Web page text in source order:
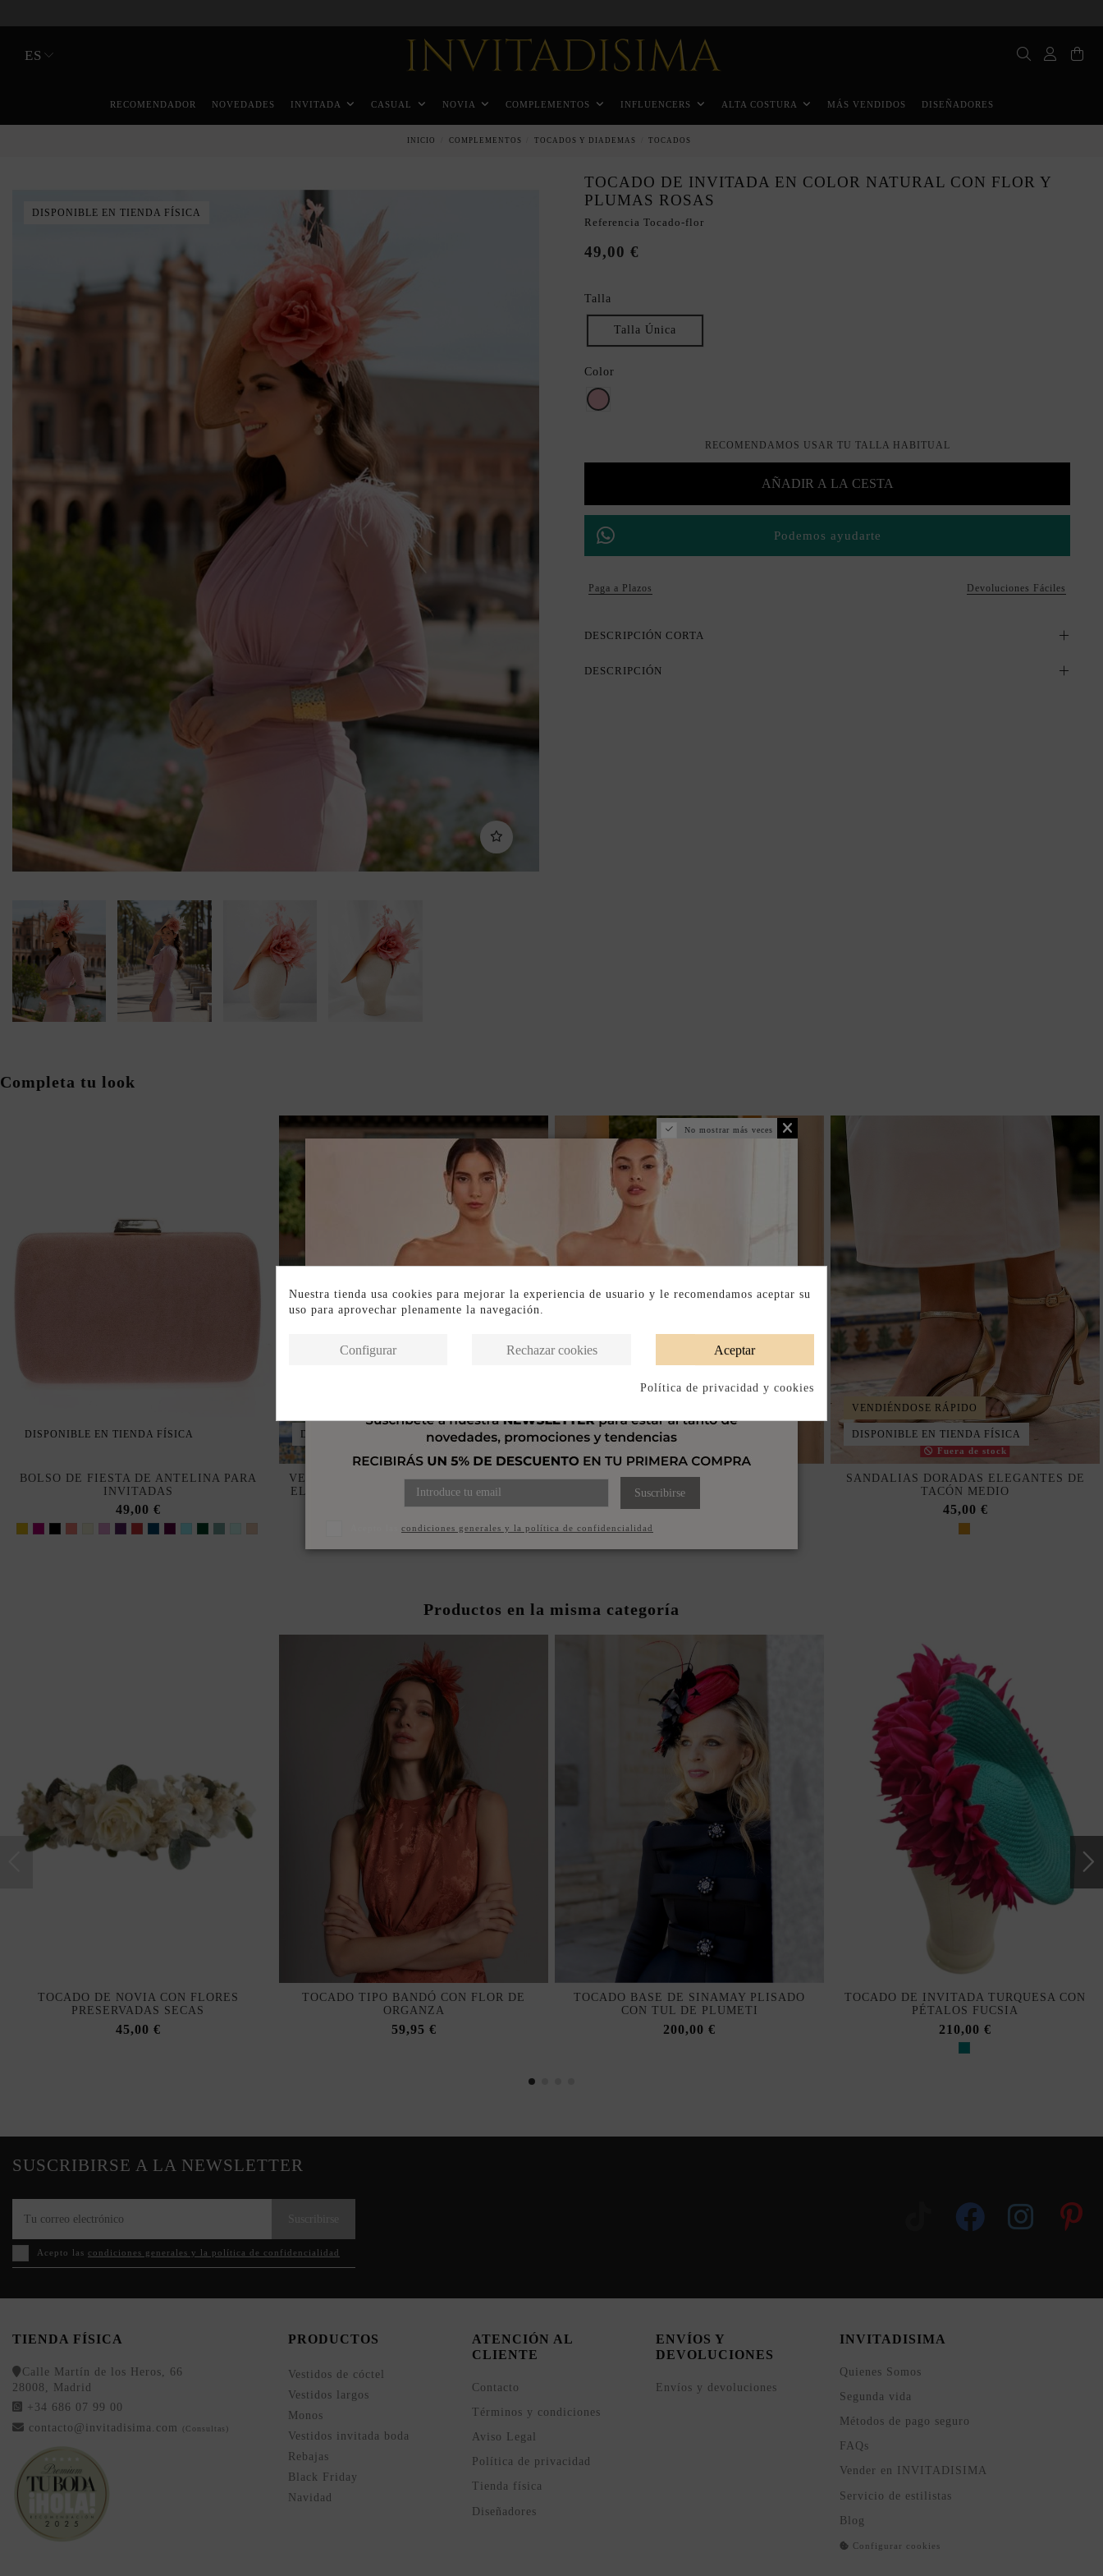
ES
RECOMENDADOR NOVEDADES INVITADA CASUAL NOVIA COMPLEMENTOS INFLUENCERS ALTA COSTURA MÁS VENDIDOS DISEÑADORES
INICIO COMPLEMENTOS TOCADOS Y DIADEMAS TOCADOS
DISPONIBLE EN TIENDA FÍSICA
TOCADO DE INVITADA EN COLOR NATURAL CON FLOR Y
PLUMAS ROSAS
Referencia Tocado-flor
49,00 €
Talla
Talla Única
Color
Rosa
RECOMENDAMOS USAR TU TALLA HABITUAL
AÑADIR A LA CESTA
Podemos ayudarte
Paga a Plazos Devoluciones Fáciles
DESCRIPCIÓN CORTA
DESCRIPCIÓN
Completa tu look
DISPONIBLE EN TIENDA FÍSICA
BOLSO DE FIESTA DE ANTELINA PARA
INVITADAS
49,00 €
DISPONIBLE EN TIENDA FÍSICA
VESTIDO DE INVITADA MIDI DRAPEADO
ELEGANTE CON ESCOTE FAVORECEDOR
160,00 €
DISPONIBLE EN TIENDA FÍSICA
VESTIDO MIDI ROSA PASTEL DE
INVITADA CON DRAPEADO
VENDIÉNDOSE RÁPIDO
DISPONIBLE EN TIENDA FÍSICA
Fuera de stock
SANDALIAS DORADAS ELEGANTES DE
TACÓN MEDIO
45,00 €
Productos en la misma categoría
TOCADO DE NOVIA CON FLORES
PRESERVADAS SECAS
45,00 €
TOCADO TIPO BANDÓ CON FLOR DE
ORGANZA
59,95 €
TOCADO BASE DE SINAMAY PLISADO
CON TUL DE PLUMETI
200,00 €
TOCADO DE INVITADA TURQUESA CON
PÉTALOS FUCSIA
210,00 €
SUSCRIBIRSE A LA NEWSLETTER
Acepto las condiciones generales y la política de confidencialidad
TIENDA FÍSICA
Calle Martín de los Heros, 66
28008, Madrid
+34 686 07 99 00
contacto@invitadisima.com
(Consultas)
PRODUCTOS
Vestidos de cóctel
Vestidos largos
Monos
Vestidos invitada boda
Rebajas
Black Friday
Navidad
ATENCIÓN AL
CLIENTE
Contacto
Términos y condiciones
Aviso Legal
Política de privacidad
Tienda física
Diseñadores
ENVÍOS Y
DEVOLUCIONES
Envíos y devoluciones
INVITADISIMA
Quienes Somos
Segunda vida
Métodos de pago seguro
FAQs
Vender en INVITADISIMA
Servicio de estilistas
Blog
Configurar cookies
No mostrar más veces
Suscribirse
condiciones generales y la política de confidencialidad
Nuestra tienda usa cookies para mejorar la experiencia de usuario y le recomendamos aceptar su
uso para aprovechar plenamente la navegación.
Aceptar
Rechazar cookies
Configurar
Política de privacidad y cookies